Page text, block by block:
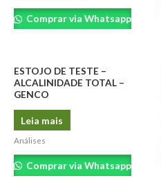
Comprar via Whatsapp
ESTOJO DE TESTE –
ALCALINIDADE TOTAL –
GENCO
Leia mais
Análises
Comprar via Whatsapp